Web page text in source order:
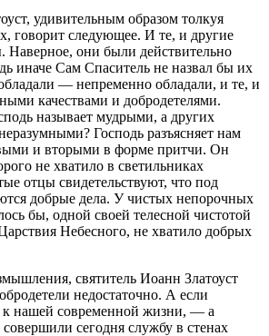
удивительным образом толкуя
говорит следующее. И те, и другие
они были действительно
иначе Сам Спаситель не назвал бы их
— непременно обладали, и те, и
качествами и добродетелями.
называет мудрыми, а других
Господь разъясняет нам
и вторыми в форме притчи. Он
не хватило в светильниках
отцы свидетельствуют, что под
добрые дела. У чистых непорочных
бы, одной своей телесной чистотой
Небесного, не хватило добрых
святитель Иоанн Златоуст
недостаточно. А если
к нашей современной жизни, — а
сегодня службу в стенах